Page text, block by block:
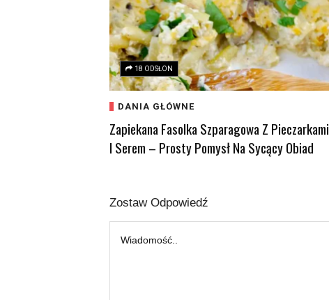
18 ODSŁON
DANIA GŁÓWNE
Zapiekana Fasolka Szparagowa Z Pieczarkami
I Serem – Prosty Pomysł Na Sycący Obiad
Zostaw Odpowiedź